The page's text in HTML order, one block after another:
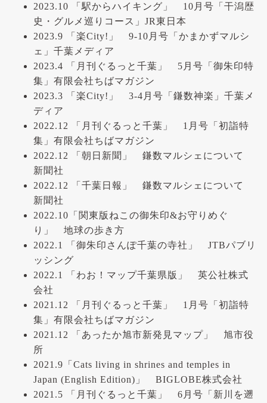
2023.10 「駅からハイキング」 10月号「干潟歴
史・グルメ巡りコース」JR東日本
2023.9 「楽City!」 9-10月号「かまかずマルシ
ェ」千葉メディア
2023.4 「月刊ぐるっと千葉」 5月号「御朱印特
集」有限会社ちばマガジン
2023.3 「楽City!」 3-4月号「鎌数神楽」千葉メ
ディア
2022.12 「月刊ぐるっと千葉」 1月号「初詣特
集」有限会社ちばマガジン
2022.12 「朝日新聞」 鎌数マルシェについて
新聞社
2022.12 「千葉日報」 鎌数マルシェについて
新聞社
2022.10「関東版ねこの御朱印&お守りめぐ
り」 地球の歩き方
2022.1 「御朱印さんぽ千葉の寺社」 JTBパブリ
ッシング
2022.1 「わお！マップ千葉県版」 英公社株式
会社
2021.12 「月刊ぐるっと千葉」 1月号「初詣特
集」有限会社ちばマガジン
2021.12 「あったか旭市新発見マップ」 旭市役
所
2021.9「Cats living in shrines and temples in
Japan (English Edition)」 BIGLOBE株式会社
2021.5 「月刊ぐるっと千葉」 6月号「新川を遡